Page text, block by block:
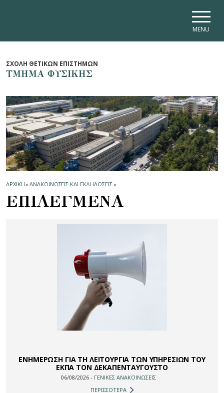
MENU
ΣΧΟΛΗ ΘΕΤΙΚΩΝ ΕΠΙΣΤΗΜΩΝ
ΤΜΗΜΑ ΦΥΣΙΚΗΣ
ΑΡΧΙΚΗ» ΑΝΑΚΟΙΝΩΣΕΙΣ ΚΑΙ ΕΚΔΗΛΩΣΕΙΣ»
ΕΠΙΛΕΓΜΕΝΑ
ΕΝΗΜΕΡΩΣΗ ΓΙΑ ΤΗ ΛΕΙΤΟΥΡΓΙΑ ΤΩΝ ΥΠΗΡΕΣΙΩΝ ΤΟΥ
ΕΚΠΑ ΤΟΝ ΔΕΚΑΠΕΝΤΑΥΓΟΥΣΤΟ
06/08/2026 - ΓΕΝΙΚΕΣ ΑΝΑΚΟΙΝΩΣΕΙΣ
ΠΕΡΙΣΣΟΤΕΡΑ